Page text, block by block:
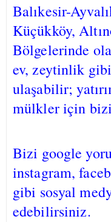
Balıkesir-
Küçükköy,
Bölgelerinde
ev, zeytinlik
ulaşabilir;
mülkler için
Bizi google
instagram,
gibi sosyal
edebilirsiniz.